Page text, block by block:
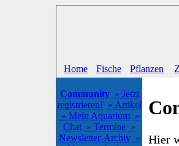
Home Fische Pflanzen
Community » Jetzt
registrieren! » Artikel
» Mein Aquarium »
Chat » Termine »
Newsletter-Archiv »
Hier